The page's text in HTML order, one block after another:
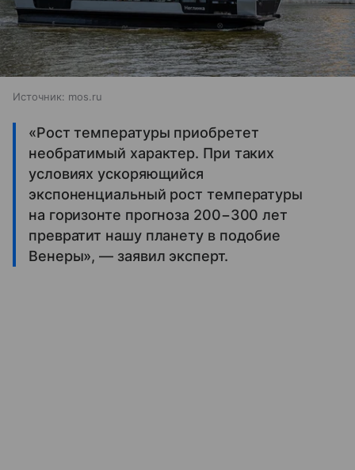
Источник: mos.ru
«Рост температуры приобретет
необратимый характер. При таких
условиях ускоряющийся
экспоненциальный рост температуры
на горизонте прогноза 200−300 лет
превратит нашу планету в подобие
Венеры», — заявил эксперт.